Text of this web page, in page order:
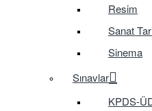
Resim
Sanat
Sinema
Sınavlar
KPDS-